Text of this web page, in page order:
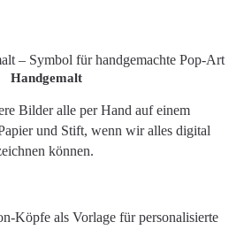
Handgemalt
Bilder alle per Hand auf einem
und Stift, wenn wir alles digital
können.